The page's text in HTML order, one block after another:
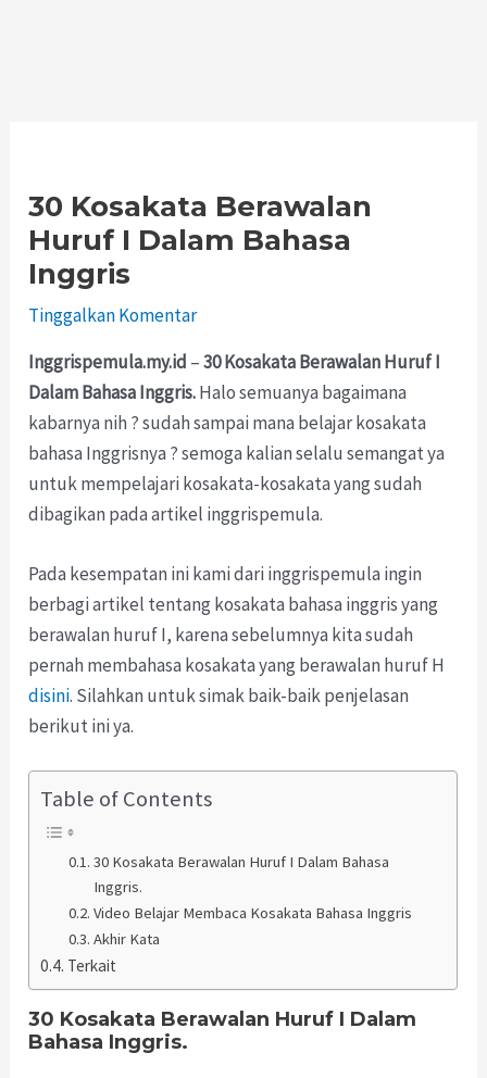
30 Kosakata Berawalan
Huruf I Dalam Bahasa
Inggris
Tinggalkan Komentar
Inggrispemula.my.id –30 Kosakata Berawalan Huruf I
Dalam Bahasa Inggris.Halo semuanya bagaimana
kabarnya nih ? sudah sampai mana belajar kosakata
bahasa Inggrisnya ? semoga kalian selalu semangat ya
untuk mempelajari kosakata-kosakata yang sudah
dibagikan pada artikel inggrispemula.
Pada kesempatan ini kami dari inggrispemula ingin
berbagi artikel tentang kosakata bahasa inggris yang
berawalan huruf I, karena sebelumnya kita sudah
pernah membahasa kosakata yang berawalan huruf H
disini. Silahkan untuk simak baik-baik penjelasan
berikut ini ya.
Table of Contents
30 Kosakata Berawalan Huruf I Dalam Bahasa
Inggris.
Video Belajar Membaca Kosakata Bahasa Inggris
Akhir Kata
Terkait
30 Kosakata Berawalan Huruf I Dalam
Bahasa Inggris.